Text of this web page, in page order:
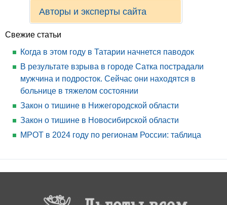
Авторы и эксперты сайта
Свежие статьи
Когда в этом году в Татарии начнется паводок
В результате взрыва в городе Сатка пострадали
мужчина и подросток. Сейчас они находятся в
больнице в тяжелом состоянии
Закон о тишине в Нижегородской области
Закон о тишине в Новосибирской области
МРОТ в 2024 году по регионам России: таблица